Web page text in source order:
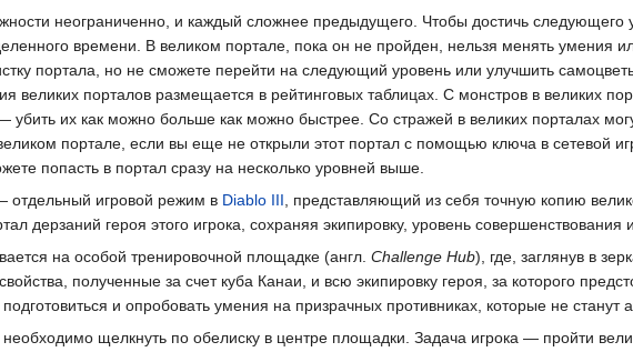
неограниченно, и каждый сложнее предыдущего. Чтобы достичь следующего
времени. В великом портале, пока он не пройден, нельзя менять умения
портала, но не сможете перейти на следующий уровень или улучшить
великих порталов размещается в рейтинговых таблицах. С монстров в великих
убить их как можно больше как можно быстрее. Со стражей в великих порталах
портале, если вы еще не открыли этот портал с помощью ключа в сетевой
попасть в портал сразу на несколько уровней выше.
отдельный игровой режим в Diablo III, представляющий из себя точную копию
дерзаний героя этого игрока, сохраняя экипировку, уровень
на особой тренировочной площадке (англ. Challenge Hub), где, заглянув в
полученные за счет куба Канаи, и всю экипировку героя, за которого
и опробовать умения на призрачных противниках, которые не станут
щелкнуть по обелиску в центре площадки. Задача игрока — пройти